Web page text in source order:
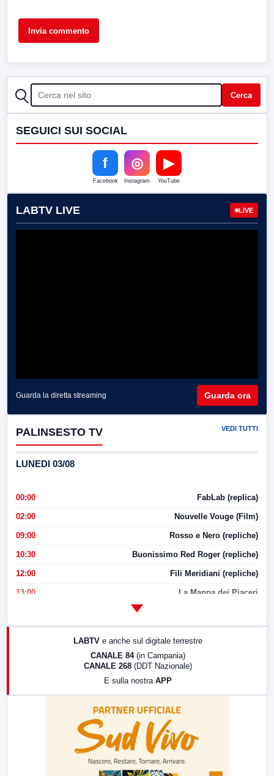
CERCA Cerca
SEGUICI SUI SOCIAL
f
Facebook
◎
Instagram
▶
YouTube
LABTV LIVE LIVE
Guarda la diretta streaming Guarda ora
PALINSESTO TV VEDI TUTTI
LUNEDI 03/08
00:00 FabLab (replica)
02:00 Nouvelle Vouge (Film)
09:00 Rosso e Nero (repliche)
10:30 Buonissimo Red Roger (repliche)
12:00 Fili Meridiani (repliche)
13:00 La Mappa dei Piaceri
LABTV e anche sul digitale terrestre
CANALE 84 (in Campania)
CANALE 268 (DDT Nazionale)
E sulla nostra APP